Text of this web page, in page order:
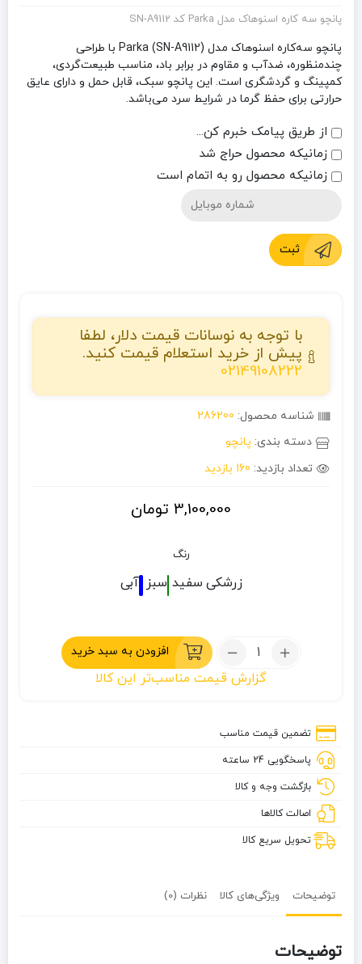
پانچو سه کاره اسنوهاک مدل Parka کد SN-A9112
پانچو سه‌کاره اسنوهاک مدل Parka (SN-A9112) با طراحی
چندمنظوره، ضدآب و مقاوم در برابر باد، مناسب طبیعت‌گردی،
کمپینگ و گردشگری است. این پانچو سبک، قابل حمل و دارای عایق
حرارتی برای حفظ گرما در شرایط سرد می‌باشد.
از طریق پیامک خبرم کن...
زمانیکه محصول حراج شد
زمانیکه محصول رو به اتمام است
ثبت
با توجه به نوسانات قیمت دلار، لطفا
پیش از خرید استعلام قیمت کنید.
02149108222
شناسه محصول: 286200
دسته بندی: پانچو
تعداد بازدید: 160 بازدید
3,100,000 تومان
رنگ
زرشکی سفید سبز آبی
تعداد:
سه
مدل
Parka
کد
A9112
افزودن به سبد خرید
گزارش قیمت مناسب‌تر این کالا
تضمین قیمت مناسب
پاسخگویی 24 ساعته
بازگشت وجه و کالا
اصالت کالاها
تحویل سریع کالا
توضیحات ویژگی‌های کالا نظرات (0)
توضیحات